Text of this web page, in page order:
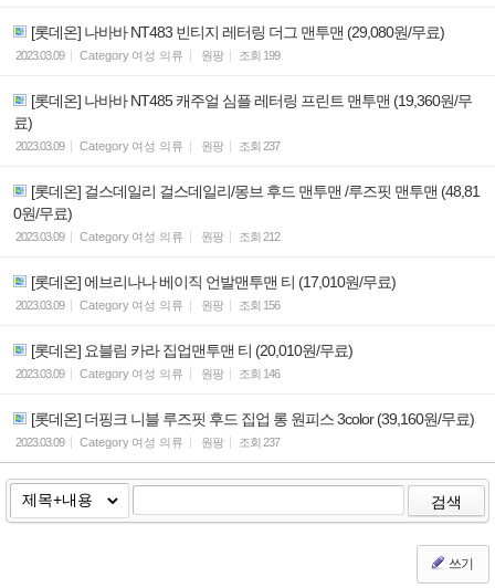
[롯데온] 나바바 NT483 빈티지 레터링 더그 맨투맨 (29,080원/무료)
2023.03.09 Category 여성 의류 원팡 조회 199
[롯데온] 나바바 NT485 캐주얼 심플 레터링 프린트 맨투맨 (19,360원/무
료)
2023.03.09 Category 여성 의류 원팡 조회 237
[롯데온] 걸스데일리 걸스데일리/몽브 후드 맨투맨 /루즈핏 맨투맨 (48,81
0원/무료)
2023.03.09 Category 여성 의류 원팡 조회 212
[롯데온] 에브리나나 베이직 언발맨투맨 티 (17,010원/무료)
2023.03.09 Category 여성 의류 원팡 조회 156
[롯데온] 요블림 카라 집업맨투맨 티 (20,010원/무료)
2023.03.09 Category 여성 의류 원팡 조회 146
[롯데온] 더핑크 니블 루즈핏 후드 집업 롱 원피스 3color (39,160원/무료)
2023.03.09 Category 여성 의류 원팡 조회 237
검색
쓰기